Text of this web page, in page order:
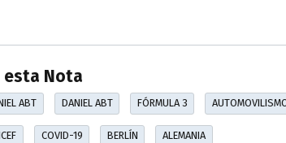
esta Nota
ABT DANIEL ABT FÓRMULA 3
COVID-19 BERLÍN ALEMANIA